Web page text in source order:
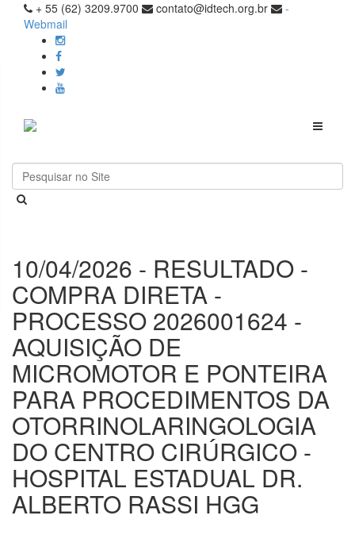
+ 55 (62) 3209.9700 contato@idtech.org.br
-
Webmail
Toggle
10/04/2026 - RESULTADO -
COMPRA DIRETA -
PROCESSO 2026001624 -
AQUISIÇÃO DE
MICROMOTOR E PONTEIRA
PARA PROCEDIMENTOS DA
OTORRINOLARINGOLOGIA
DO CENTRO CIRÚRGICO -
HOSPITAL ESTADUAL DR.
ALBERTO RASSI HGG